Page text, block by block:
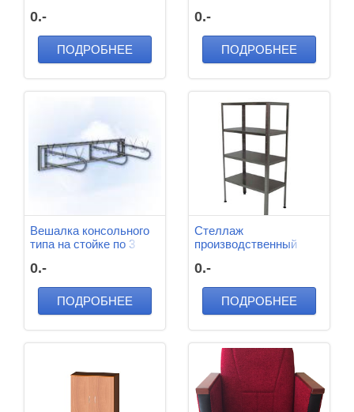
0.-
ПОДРОБНЕЕ
мм
0.-
ПОДРОБНЕЕ
Вешалка консольного
типа на стойке по 3
1395*800*1925
0.-
ПОДРОБНЕЕ
Стеллаж
производственный
полки)
0.-
ПОДРОБНЕЕ